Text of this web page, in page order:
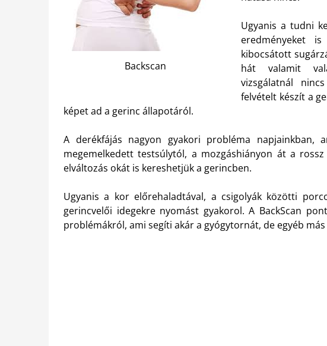
Backscan
Ugyanis a tudni
eredményeket
kibocsátott
hát valamit
vizsgálatnál
felvételt készít a
képet ad a gerinc állapotáról.
A derékfájás nagyon gyakori probléma napjainkban,
megemelkedett testsúlytól, a mozgáshiányon át a
elváltozás okát is kereshetjük a gerincben.
Ugyanis a kor előrehaladtával, a csigolyák közötti
gerincvelői idegekre nyomást gyakorol. A BackScan
problémákról, ami segíti akár a gyógytornát, de egyéb